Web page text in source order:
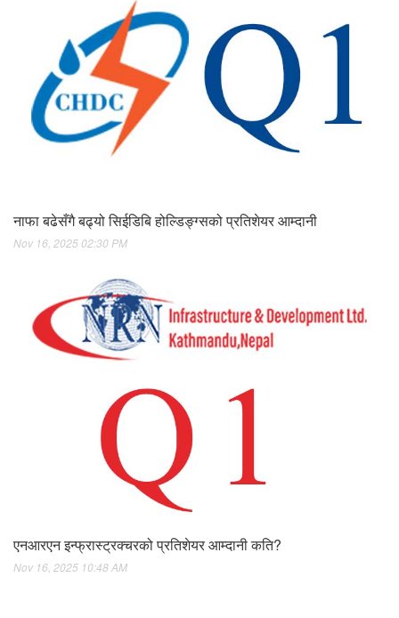
नाफा बढेसँगै बढ्यो सिईडिबि होल्डिङ्ग्सको प्रतिशेयर आम्दानी
Nov 16, 2025 02:30 PM
एनआरएन इन्फ्रास्ट्रक्चरको प्रतिशेयर आम्दानी कति?
Nov 16, 2025 10:48 AM